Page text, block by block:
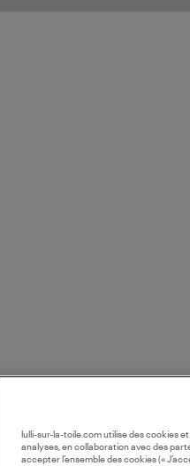
lulli-sur-la-toile.com utilise des cookies
analyses, en collaboration avec des
accepter l’ensemble des cookies («